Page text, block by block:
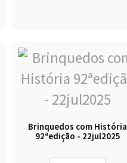
Brinquedos com História
92ªedição - 22jul2025